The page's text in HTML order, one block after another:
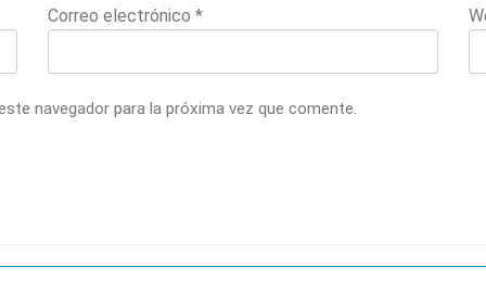
Correo electrónico*
navegador para la próxima vez que comente.